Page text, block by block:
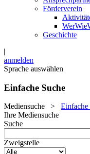
Förderverein
Geschichte
|
anmelden
Sprache auswählen
Einfache Suche
Mediensuche > Einfache
Ihre Mediensuche
Suche
Zweigstelle